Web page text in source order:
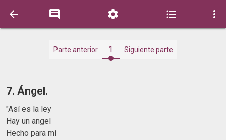
    
Parte anterior 1 Siguiente parte
7. Ángel.
"Así es la ley
Hay un angel
Hecho para mí